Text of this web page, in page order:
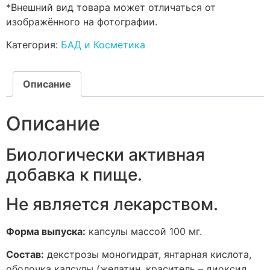
*Внешний вид товара может отличаться от
изображённого на фотографии.
Категория: БАД и Косметика
Описание
Описание
Биологически активная
добавка к пище.
Не является лекарством.
Форма выпуска: капсулы массой 100 мг.
Состав: декстрозы моногидрат, янтарная кислота,